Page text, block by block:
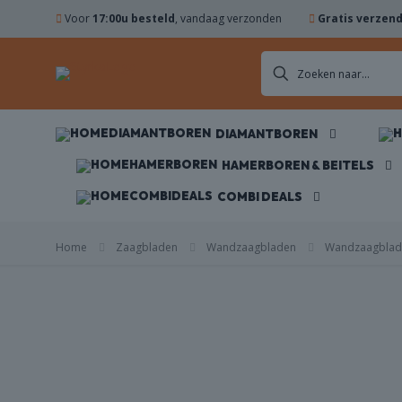
Voor 17:00u besteld, vandaag verzonden Gratis
DIAMANTBOREN
HAMERBOREN & BEITELS
COMBI DEALS
Home Zaagbladen Wandzaagbladen
DIAMANTBOREN
HAMERBOREN